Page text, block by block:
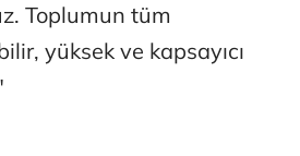
Toplumun tüm
yüksek ve kapsayıcı